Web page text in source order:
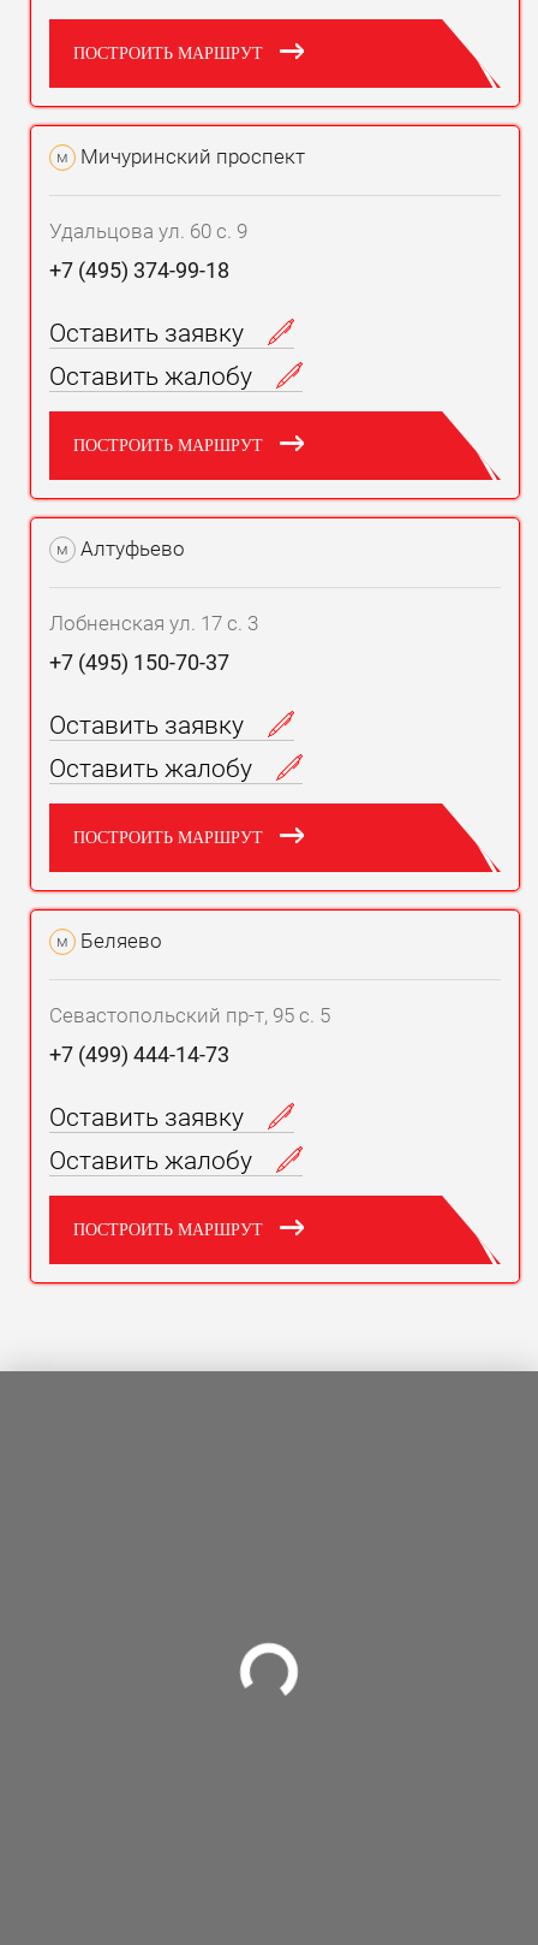
ПОСТРОИТЬ МАРШРУТ
м Мичуринский проспект
Удальцова ул. 60 с. 9
+7 (495) 374-99-18
Оставить заявку
Оставить жалобу
ПОСТРОИТЬ МАРШРУТ
м Алтуфьево
Лобненская ул. 17 с. 3
+7 (495) 150-70-37
Оставить заявку
Оставить жалобу
ПОСТРОИТЬ МАРШРУТ
м Беляево
Севастопольский пр-т, 95 с. 5
+7 (499) 444-14-73
Оставить заявку
Оставить жалобу
ПОСТРОИТЬ МАРШРУТ